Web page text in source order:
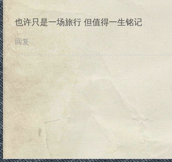
也许只是一场旅行 但值得一生铭记
回复